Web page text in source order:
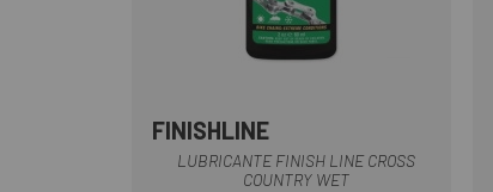
FINISHLINE
LUBRICANTE FINISH LINE CROSS
COUNTRY WET